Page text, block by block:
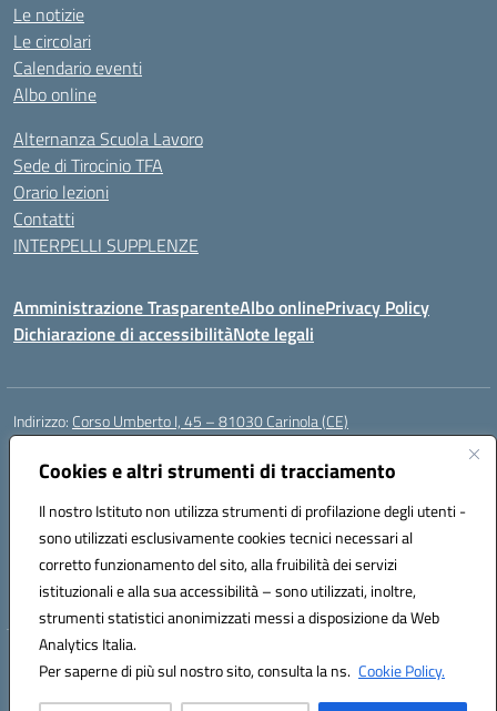
Cookies e altri strumenti di tracciamento
Il nostro Istituto non utilizza strumenti di profilazione degli utenti -
sono utilizzati esclusivamente cookies tecnici necessari al
corretto funzionamento del sito, alla fruibilità dei servizi
istituzionali e alla sua accessibilità – sono utilizzati, inoltre,
strumenti statistici anonimizzati messi a disposizione da Web
Analytics Italia.
Per saperne di più sul nostro sito, consulta la ns. Cookie Policy.
Le notizie
Le circolari
Calendario eventi
Albo online
Alternanza Scuola Lavoro
Sede di Tirocinio TFA
Orario lezioni
Contatti
INTERPELLI SUPPLENZE
Amministrazione TrasparenteAlbo onlinePrivacy Policy
Dichiarazione di accessibilitàNote legali
Indirizzo: Corso Umberto I, 45 – 81030 Carinola (CE)
Centralino:
Posta elettronica certificata (PEC):ceic88700p@pec.istruzione.it
Codice fiscale: 95014250617
Codice meccanografico:CEIC88700P
Codice Indice delle Pubbliche Amministrazioni (IPA): istsc_ceic88700p
Codice unico di fatturazione (CUF): UFBPW4
Hosting & Powered by 3D Solution S.r.l.
Concept & Design by Designers Italia